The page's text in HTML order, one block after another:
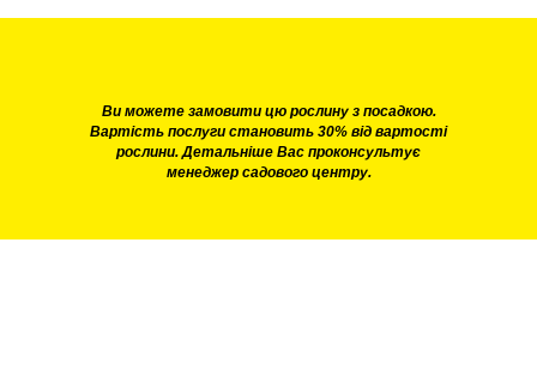
Ви можете замовити цю рослину з посадкою.
Вартість послуги становить 30% від вартості
рослини. Детальніше Вас проконсультує
менеджер садового центру.